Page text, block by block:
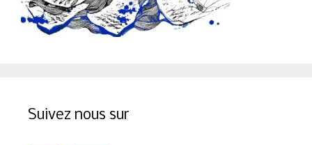
Suivez nous sur